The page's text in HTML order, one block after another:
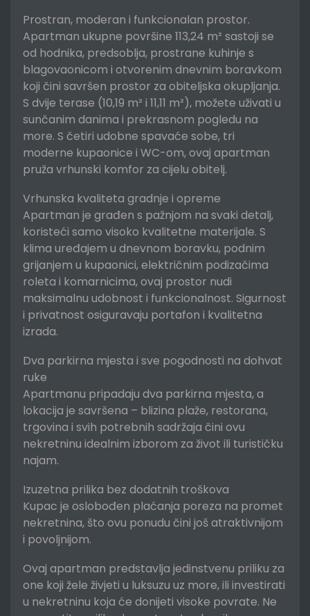
Prostran, moderan i funkcionalan prostor.
Apartman ukupne površine 113,24 m² sastoji se
od hodnika, predsoblja, prostrane kuhinje s
blagovaonicom i otvorenim dnevnim boravkom
koji čini savršen prostor za obiteljska okupljanja.
S dvije terase (10,19 m² i 11,11 m²), možete uživati u
sunčanim danima i prekrasnom pogledu na
more. S četiri udobne spavaće sobe, tri
moderne kupaonice i WC-om, ovaj apartman
pruža vrhunski komfor za cijelu obitelj.
Vrhunska kvaliteta gradnje i opreme
Apartman je građen s pažnjom na svaki detalj,
koristeći samo visoko kvalitetne materijale. S
klima uređajem u dnevnom boravku, podnim
grijanjem u kupaonici, električnim podizačima
roleta i komarnicima, ovaj prostor nudi
maksimalnu udobnost i funkcionalnost. Sigurnost
i privatnost osiguravaju portafon i kvalitetna
izrada.
Dva parkirna mjesta i sve pogodnosti na dohvat
ruke
Apartmanu pripadaju dva parkirna mjesta, a
lokacija je savršena – blizina plaže, restorana,
trgovina i svih potrebnih sadržaja čini ovu
nekretninu idealnim izborom za život ili turističku
najam.
Izuzetna prilika bez dodatnih troškova
Kupac je oslobođen plaćanja poreza na promet
nekretnina, što ovu ponudu čini još atraktivnijom
i povoljnijom.
Ovaj apartman predstavlja jedinstvenu priliku za
one koji žele živjeti u luksuzu uz more, ili investirati
u nekretninu koja će donijeti visoke povrate. Ne